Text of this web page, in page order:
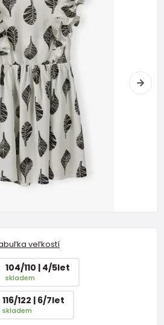
veľkostí
104/110 | 4/5let
skladem
116/122 | 6/7let
skladem